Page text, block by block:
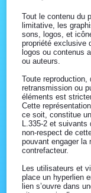
Tout le contenu du
limitative, les
sons, logos, et
propriété exclusive
logos ou contenus
ou auteurs.
Toute
retransmission ou
éléments est
Cette
ce soit, constitue
L.335-2 et suivants
non-respect de
pouvant engager la
contrefacteur.
Les utilisateurs et
place un hyperlien
lien s’ouvre dans